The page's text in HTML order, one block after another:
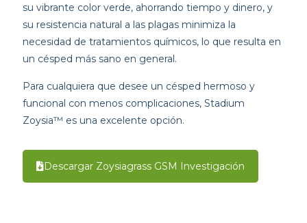
su vibrante color verde, ahorrando tiempo y dinero, y
su resistencia natural a las plagas minimiza la
necesidad de tratamientos químicos, lo que resulta en
un césped más sano en general.
Para cualquiera que desee un césped hermoso y
funcional con menos complicaciones, Stadium
Zoysia™ es una excelente opción.
Descargar Zoysiagrass GSM Investigación